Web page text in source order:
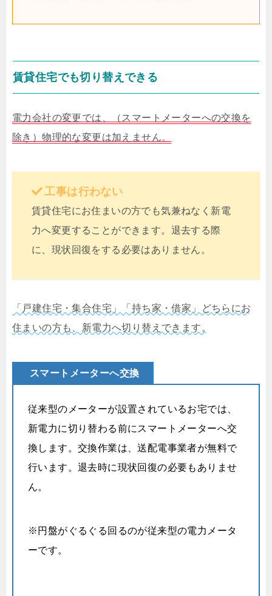
賃貸住宅でも切り替えできる
電力会社の変更では、（スマートメーターへの交換を
除き）物理的な変更は加えません。
工事は行わない
賃貸住宅にお住まいの方でも気兼ねなく新電
力へ変更することができます。退去する際
に、現状回復をする必要はありません。
「戸建住宅・集合住宅」「持ち家・借家」どちらにお
住まいの方も、新電力へ切り替えできます。
スマートメーターへ交換
従来型のメーターが設置されているお宅では、
新電力に切り替わる前にスマートメーターへ交
換します。交換作業は、送配電事業者が無料で
行います。退去時に現状回復の必要もありませ
ん。
※円盤がぐるぐる回るのが従来型の電力メータ
ーです。